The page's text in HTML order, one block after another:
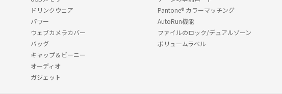
ドリンクウェア
パワー
ウェブカメラカバー
バッグ
キャップ＆ビーニー
オーディオ
ガジェット
Pantone® カラーマッチング
AutoRun機能
ファイルのロック/デュアルゾーン
ボリュームラベル